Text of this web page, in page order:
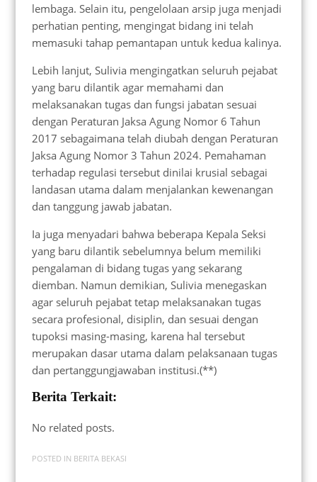
lembaga. Selain itu, pengelolaan arsip juga menjadi
perhatian penting, mengingat bidang ini telah
memasuki tahap pemantapan untuk kedua kalinya.
Lebih lanjut, Sulivia mengingatkan seluruh pejabat
yang baru dilantik agar memahami dan
melaksanakan tugas dan fungsi jabatan sesuai
dengan Peraturan Jaksa Agung Nomor 6 Tahun
2017 sebagaimana telah diubah dengan Peraturan
Jaksa Agung Nomor 3 Tahun 2024. Pemahaman
terhadap regulasi tersebut dinilai krusial sebagai
landasan utama dalam menjalankan kewenangan
dan tanggung jawab jabatan.
Ia juga menyadari bahwa beberapa Kepala Seksi
yang baru dilantik sebelumnya belum memiliki
pengalaman di bidang tugas yang sekarang
diemban. Namun demikian, Sulivia menegaskan
agar seluruh pejabat tetap melaksanakan tugas
secara profesional, disiplin, dan sesuai dengan
tupoksi masing-masing, karena hal tersebut
merupakan dasar utama dalam pelaksanaan tugas
dan pertanggungjawaban institusi.(**)
Berita Terkait:
No related posts.
POSTED IN BERITA BEKASI